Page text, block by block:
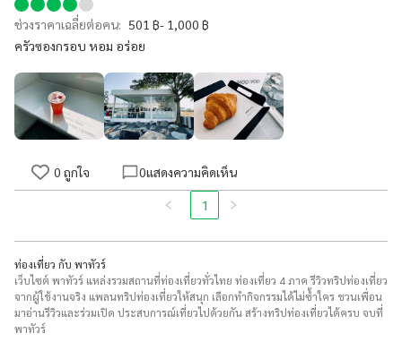
ช่วงราคาเฉลี่ยต่อคน: 501 ฿- 1,000 ฿
ครัวซองกรอบ หอม อร่อย
0 ถูกใจ 0แสดงความคิดเห็น
1
ท่องเที่ยว กับ พาทัวร์
เว็บไซต์ พาทัวร์ แหล่งรวมสถานที่ท่องเที่ยวทั่วไทย ท่องเที่ยว 4 ภาค รีวิวทริปท่องเที่ยว
จากผู้ใช้งานจริง แพลนทริปท่องเที่ยวให้สนุก เลือกทำกิจกรรมได้ไม่ซ้ำใคร ชวนเพื่อน
มาอ่านรีวิวและร่วมเปิด ประสบการณ์เที่ยวไปด้วยกัน สร้างทริปท่องเที่ยวได้ครบ จบที่
พาทัวร์